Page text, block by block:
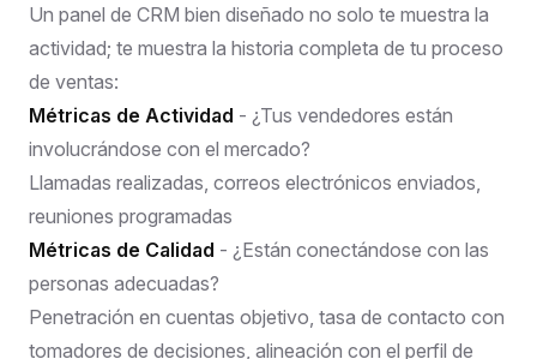
Un panel de CRM bien diseñado no solo te muestra la
actividad; te muestra la historia completa de tu proceso
de ventas:
Métricas de Actividad - ¿Tus vendedores están
involucrándose con el mercado?
Llamadas realizadas, correos electrónicos enviados,
reuniones programadas
Métricas de Calidad - ¿Están conectándose con las
personas adecuadas?
Penetración en cuentas objetivo, tasa de contacto con
tomadores de decisiones, alineación con el perfil de